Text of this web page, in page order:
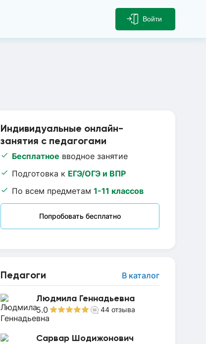
Войти
Индивидуальные онлайн-
занятия с педагогами
Бесплатное вводное занятие
Подготовка к ЕГЭ/ОГЭ и ВПР
По всем предметам 1-11 классов
Попробовать бесплатно
Педагоги В каталог
Людмила Геннадьевна
5.0 44 отзыва
Сарвар Шодижонович